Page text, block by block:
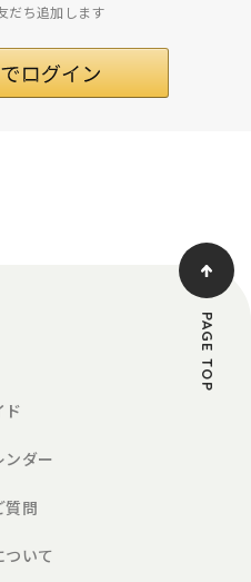
だち追加します
ド
ンダー
質問
ついて
PAGE TOP